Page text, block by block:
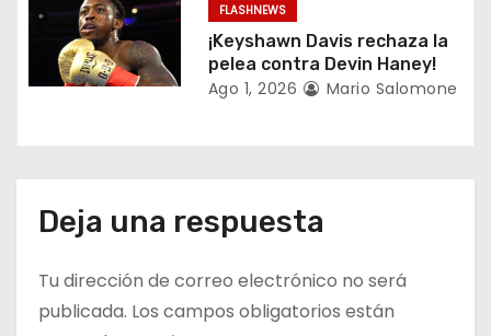
d
FLASHNEWS
¡Keyshawn Davis rechaza la
pelea contra Devin Haney!
Ago 1, 2026 Mario Salomone
Deja una respuesta
Tu dirección de correo electrónico no será
publicada. Los campos obligatorios están